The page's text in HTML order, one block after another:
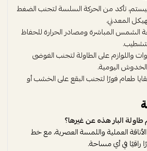
تأكد من الحركة السلسة لتجنب الضغط
المعدني.
الشمس المباشرة ومصادر الحرارة للحفاظ
واللوازم على الطاولة لتجنب الفوضى
اليومية.
طعام فورًا لتجنب البقع على الخشب أو
البار هذه عن غيرها؟
العملية واللمسة العصرية، مع خط
في أي مساحة.